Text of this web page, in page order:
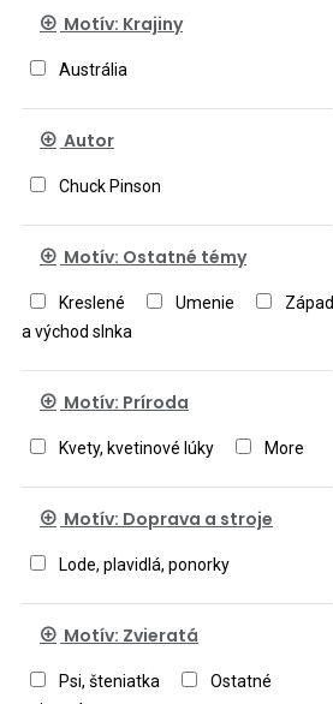
Motív: Krajiny
Austrália
Autor
Chuck Pinson
Motív: Ostatné témy
Kreslené Umenie
Západ
a východ slnka
Motív: Príroda
Kvety, kvetinové lúky More
Motív: Doprava a stroje
Lode, plavidlá, ponorky
Motív: Zvieratá
Psi, šteniatka
Ostatné